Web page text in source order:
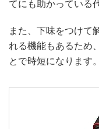
てにも助かっている
また、下味をつけて
れる機能もあるため
とで時短になります。